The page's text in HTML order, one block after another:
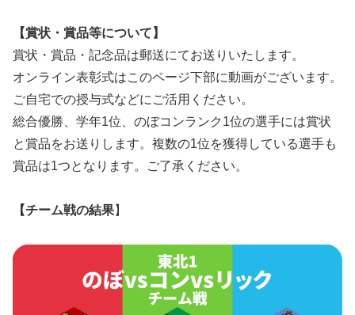
【賞状・賞品等について】
賞状・賞品・記念品は郵送にてお送りいたします。
オンライン表彰式はこのページ下部に動画がございます。
ご自宅での授与式などにご活用ください。
総合優勝、学年1位、のぼコンランク1位の選手には賞状
と賞品をお送りします。複数の1位を獲得している選手も
賞品は1つとなります。ご了承ください。
【チーム戦の結果】